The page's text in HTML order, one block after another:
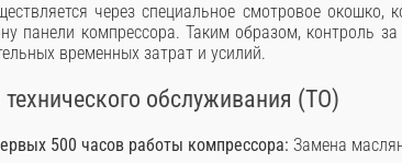
через специальное смотровое окошко,
панели компрессора. Таким образом, контроль
временных затрат и усилий.
обслуживания (ТО)
500 часов работы компрессора: Замена